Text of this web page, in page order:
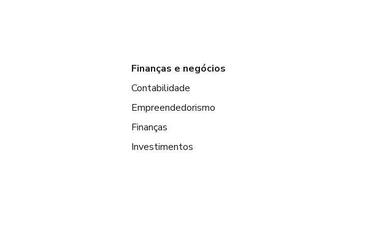
Finanças e negócios
Contabilidade
Empreendedorismo
Finanças
Investimentos